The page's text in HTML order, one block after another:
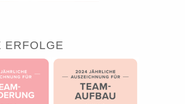
ERFOLGE